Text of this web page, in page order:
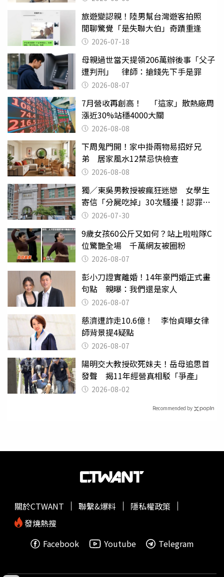
旅遊變認親！陸男幫台灣遊客拍照
閒聊驚覺「是失聯大伯」奇蹟重逢
2026-07-18
母親過世當天提領206萬辦後事「父子
遭判刑」 律師：搶錢先下手是罪
2026-08-07
7月營收再創高！ 「這家」散熱廠周
漲近30%站穩4000大關
2026-08-08
下周鬼門開！家中掛兩物易招好兄
弟 居家風水12禁忌快檢查
2026-08-08
獨／東吳男教授被瘋狂迷戀 女學生
寄信「分屍吃掉」30次騷擾！認罪免
關 2026-07-30
9歲女孩60公斤又如何？站上啦啦隊C
位驚艷全場 千萬網友被圈粉
2026-08-07
彭小刀證實離婚！14年豪門婚正式畫
句點 親曝：我們還是家人
2026-08-07
慈濟遭詐走10.6億！ 李怡貞曝女律
師背景提4疑點
2026-08-07
陽明交大教授砍死妹夫！岳母追思首
發聲 揭11年經營真相駁「爭產」
2026-08-02
Recommended by
關於CTWANT 聯繫&爆料
隱私權政策
發燒熱搜
Facebook
Youtube Telegram